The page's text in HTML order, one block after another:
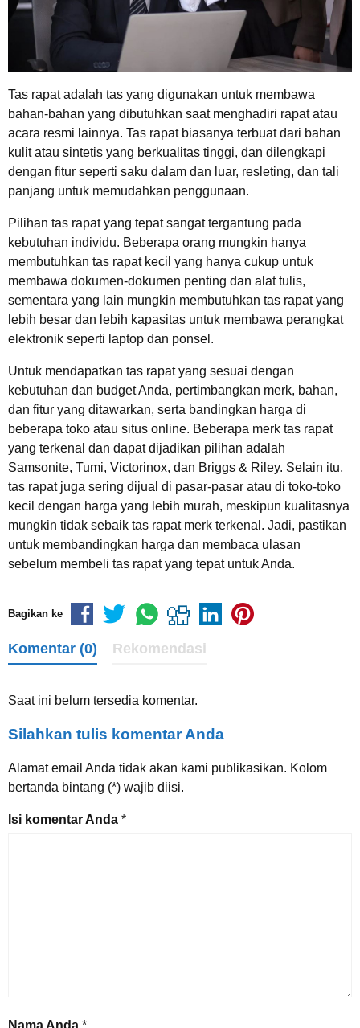
Tas rapat adalah tas yang digunakan untuk membawa
bahan-bahan yang dibutuhkan saat menghadiri rapat atau
acara resmi lainnya. Tas rapat biasanya terbuat dari bahan
kulit atau sintetis yang berkualitas tinggi, dan dilengkapi
dengan fitur seperti saku dalam dan luar, resleting, dan tali
panjang untuk memudahkan penggunaan.
Pilihan tas rapat yang tepat sangat tergantung pada
kebutuhan individu. Beberapa orang mungkin hanya
membutuhkan tas rapat kecil yang hanya cukup untuk
membawa dokumen-dokumen penting dan alat tulis,
sementara yang lain mungkin membutuhkan tas rapat yang
lebih besar dan lebih kapasitas untuk membawa perangkat
elektronik seperti laptop dan ponsel.
Untuk mendapatkan tas rapat yang sesuai dengan
kebutuhan dan budget Anda, pertimbangkan merk, bahan,
dan fitur yang ditawarkan, serta bandingkan harga di
beberapa toko atau situs online. Beberapa merk tas rapat
yang terkenal dan dapat dijadikan pilihan adalah
Samsonite, Tumi, Victorinox, dan Briggs & Riley. Selain itu,
tas rapat juga sering dijual di pasar-pasar atau di toko-toko
kecil dengan harga yang lebih murah, meskipun kualitasnya
mungkin tidak sebaik tas rapat merk terkenal. Jadi, pastikan
untuk membandingkan harga dan membaca ulasan
sebelum membeli tas rapat yang tepat untuk Anda.
Bagikan ke
Komentar (0) Rekomendasi
Saat ini belum tersedia komentar.
Silahkan tulis komentar Anda
Alamat email Anda tidak akan kami publikasikan. Kolom
bertanda bintang (*) wajib diisi.
Isi komentar Anda *
Nama Anda *